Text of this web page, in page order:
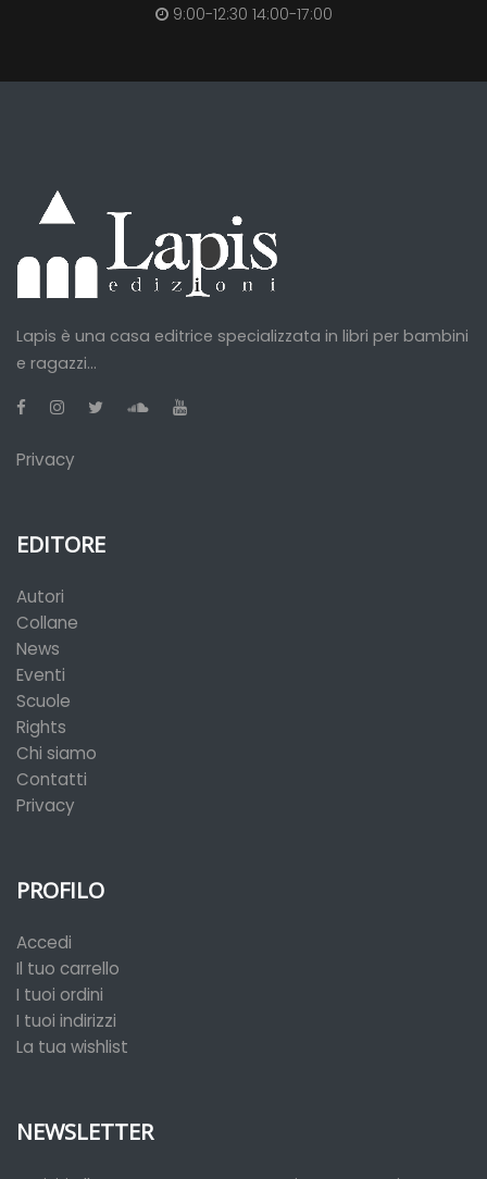
9:00-12:30 14:00-17:00
Lapis è una casa editrice specializzata in libri per bambini
e ragazzi...
Privacy
EDITORE
Autori
Collane
News
Eventi
Scuole
Rights
Chi siamo
Contatti
Privacy
PROFILO
Accedi
Il tuo carrello
I tuoi ordini
I tuoi indirizzi
La tua wishlist
NEWSLETTER